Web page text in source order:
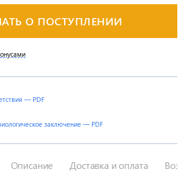
О ПОСТУПЛЕНИИ
— PDF
заключение — PDF
Описание Доставка и оплата